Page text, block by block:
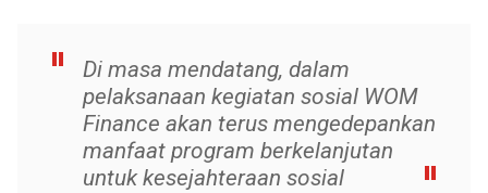
Di masa mendatang, dalam
pelaksanaan kegiatan sosial WOM
Finance akan terus mengedepankan
manfaat program berkelanjutan
untuk kesejahteraan sosial